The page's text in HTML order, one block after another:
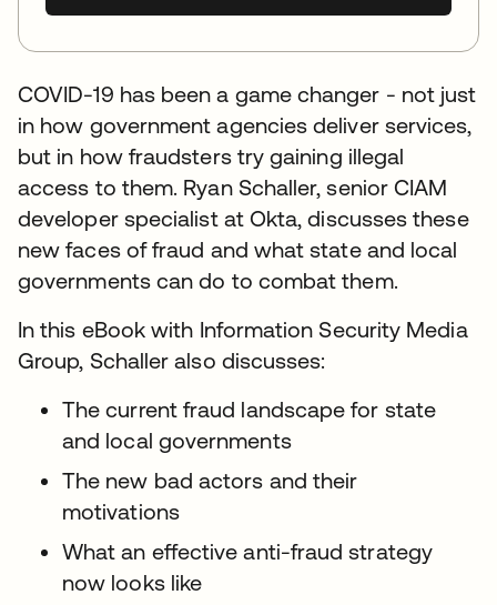
COVID-19 has been a game changer - not just
in how government agencies deliver services,
but in how fraudsters try gaining illegal
access to them. Ryan Schaller, senior CIAM
developer specialist at Okta, discusses these
new faces of fraud and what state and local
governments can do to combat them.
In this eBook with Information Security Media
Group, Schaller also discusses:
The current fraud landscape for state
and local governments
The new bad actors and their
motivations
What an effective anti-fraud strategy
now looks like